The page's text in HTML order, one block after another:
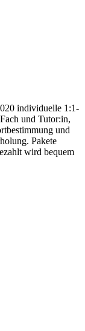
individuelle 1:1-
und Tutor:in,
und
Pakete
wird bequem